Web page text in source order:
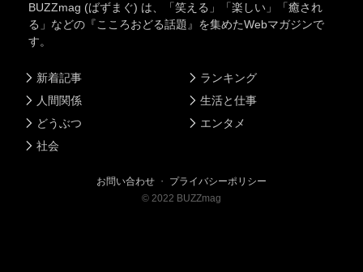
BUZZmag (ばずまぐ) は、「笑える」「楽しい」「癒され
る」などの『こころおどる話題』を集めたWebマガジンで
す。
新着記事
人間関係
どうぶつ
社会
ランキング
生活と仕事
エンタメ
お問い合わせ ・ プライバシーポリシー
© 2022 BUZZmag